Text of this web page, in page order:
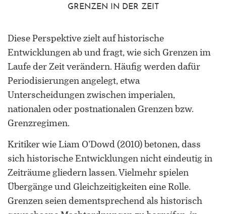
ORCID 0000-0002-5402-3860
Professor für Kulturwissenschaftliche
Leiter des Interdisziplinären
Kompetenzzentrums „UniGR-Center
for Border Studies“
Stv. Leiter des trinationalen Master in
Border Studies
GRENZEN IN DER ZEIT
Diese Perspektive zielt auf historische
Entwicklungen ab und fragt, wie sich Grenzen im
Laufe der Zeit verändern. Häufig werden dafür
Periodisierungen angelegt, etwa
Unterscheidungen zwischen imperialen,
nationalen oder postnationalen Grenzen bzw.
Grenzregimen.
Kritiker wie Liam O’Dowd (2010) betonen, dass
sich historische Entwicklungen nicht eindeutig in
Zeiträume gliedern lassen. Vielmehr spielen
Übergänge und Gleichzeitigkeiten eine Rolle.
Grenzen seien dementsprechend als historisch